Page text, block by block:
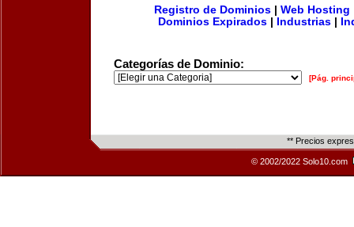
Registro de Dominios| Web Hosting
Dominios Expirados
Industrias
Categorías de Dominio:
[Pág.
** Precios
© 2002/2022 Solo10.com